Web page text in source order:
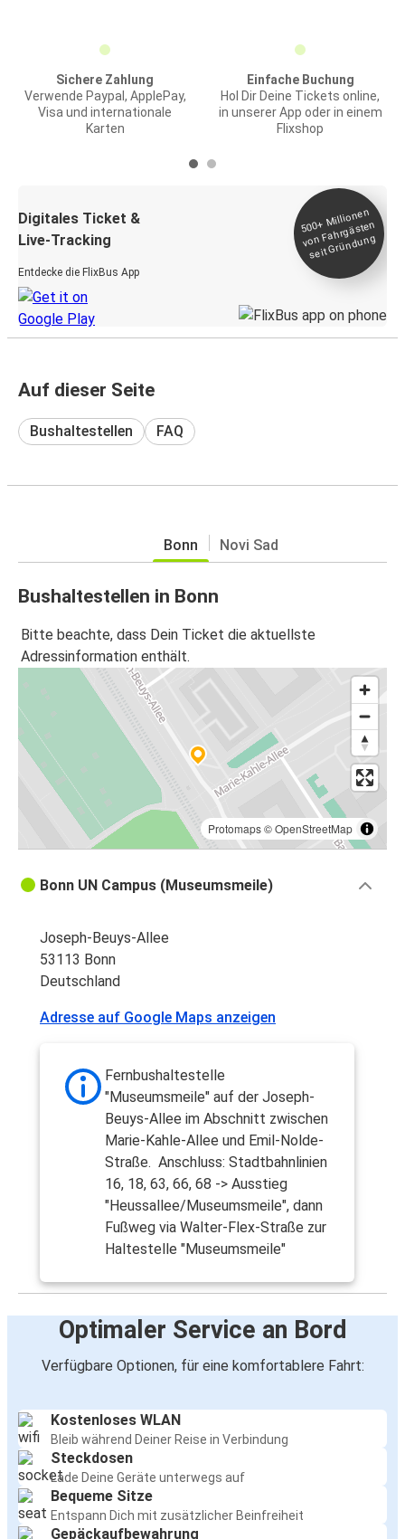
Sichere Zahlung
Verwende Paypal, ApplePay,
Visa und internationale
Karten
Einfache Buchung
Hol Dir Deine Tickets online,
in unserer App oder in einem
Flixshop
Digitales Ticket &
Live-Tracking
Entdecke die FlixBus App
500+
Millionen
von Fahrgästen
seit
Gründung
Auf dieser Seite
Bushaltestellen FAQ
Bonn Novi Sad
Bushaltestellen in Bonn
Bitte beachte, dass Dein Ticket die aktuellste
Adressinformation enthält.
Protomaps©OpenStreetMap
Bonn UN Campus (Museumsmeile)
Joseph-Beuys-Allee
53113 Bonn
Deutschland
Adresse auf Google Maps anzeigen
Fernbushaltestelle
"Museumsmeile" auf der Joseph-
Beuys-Allee im Abschnitt zwischen
Marie-Kahle-Allee und Emil-Nolde-
Straße. Anschluss: Stadtbahnlinien
16, 18, 63, 66, 68 -> Ausstieg
"Heussallee/Museumsmeile", dann
Fußweg via Walter-Flex-Straße zur
Haltestelle "Museumsmeile"
Optimaler Service an Bord
Verfügbare Optionen, für eine komfortablere Fahrt:
Kostenloses WLAN
Bleib während Deiner Reise in Verbindung
Steckdosen
Lade Deine Geräte unterwegs auf
Bequeme Sitze
Entspann Dich mit zusätzlicher Beinfreiheit
Gepäckaufbewahrung